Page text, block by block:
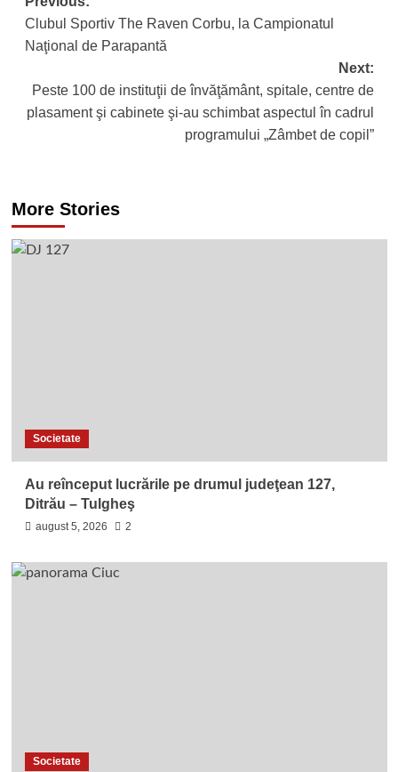
navigation
Clubul Sportiv The Raven Corbu, la Campionatul
Naţional de Parapantă
Next:
Peste 100 de instituţii de învăţământ, spitale, centre de
plasament şi cabinete şi-au schimbat aspectul în cadrul
programului „Zâmbet de copil”
More Stories
Societate
Au reînceput lucrările pe drumul judeţean 127,
Ditrău – Tulgheş
august 5, 2026 2
Societate